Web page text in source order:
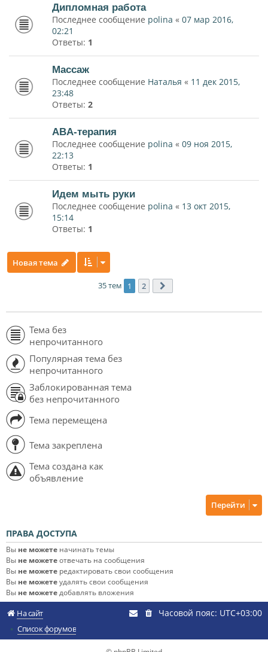
Дипломная работа
Последнее сообщение polina « 07 мар 2016,
02:21
Ответы: 1
Массаж
Последнее сообщение Наталья « 11 дек 2015,
23:48
Ответы: 2
ABA-терапия
Последнее сообщение polina « 09 ноя 2015,
22:13
Ответы: 1
Идем мыть руки
Последнее сообщение polina « 13 окт 2015,
15:14
Ответы: 1
Новая тема
35 тем 1 2
Тема без
непрочитанного
Популярная тема без
непрочитанного
Заблокированная тема
без непрочитанного
Тема перемещена
Тема закреплена
Тема создана как
объявление
Перейти
ПРАВА ДОСТУПА
Вы не можете начинать темы
Вы не можетеотвечать на сообщения
Вы не можете редактировать свои сообщения
Вы не можетеудалять свои сообщения
Вы не можетедобавлять вложения
На сайт
Список форумов
Часовой пояс: UTC+03:00